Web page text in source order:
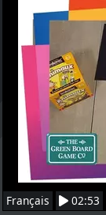
Français 02:53